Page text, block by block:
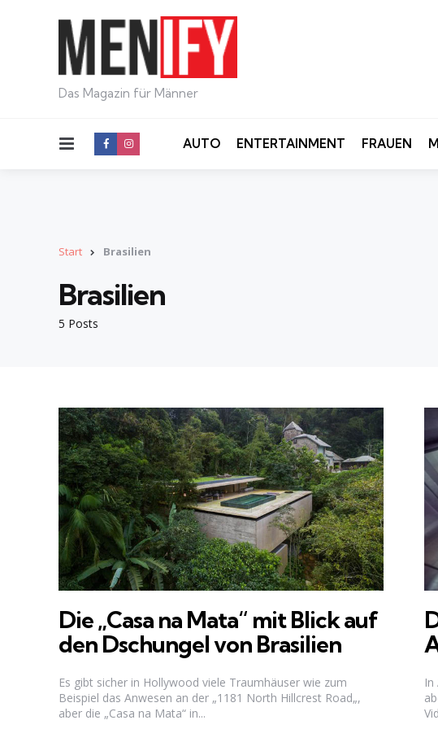
Das Magazin für Männer
Menu AUTO ENTERTAINMENT FRAUEN
Start Brasilien
5 Posts
Brasilien
Die „Casa na Mata“ mit Blick auf
den Dschungel von Brasilien
Es gibt sicher in Hollywood viele Traumhäuser wie zum
Beispiel das Anwesen an der „1181 North Hillcrest Road„,
aber die „Casa na Mata“ in...
In